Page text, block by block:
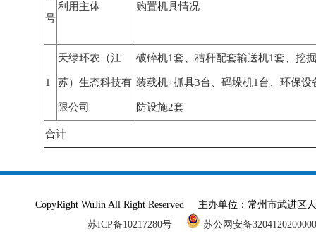
号
利用主体 购置机具情况
1
天绿环农（江
苏）生态科技有
限公司
破碎机1套、秸秆配套输送机1套、挖
装载机+抓具3台、码垛机1台、环保设
防设施2套
合计
CopyRight WuJin All Right Reserved 主办单位：常州市武进
苏ICP备10217280号
苏公网安备